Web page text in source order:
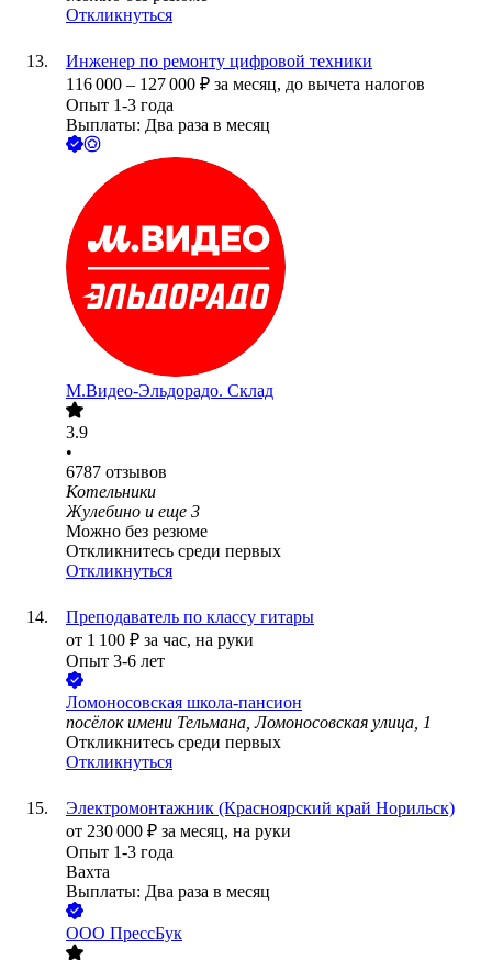
Откликнуться
Инженер по ремонту цифровой техники
116 000 – 127 000 ₽ за месяц, до вычета налогов
Опыт 1-3 года
Выплаты: Два раза в месяц
М.Видео-Эльдорадо. Склад
3.9
•
6787 отзывов
Котельники
Жулебино и еще 3
Можно без резюме
Откликнитесь среди первых
Откликнуться
Преподаватель по классу гитары
от 1 100 ₽ за час, на руки
Опыт 3-6 лет
Ломоносовская школа-пансион
посёлок имени Тельмана, Ломоносовская улица, 1
Откликнитесь среди первых
Откликнуться
Электромонтажник (Красноярский край Норильск)
от 230 000 ₽ за месяц, на руки
Опыт 1-3 года
Вахта
Выплаты: Два раза в месяц
ООО ПрессБук